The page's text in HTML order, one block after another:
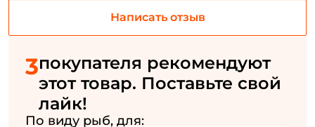
Написать отзыв
3покупателя рекомендуют
этот товар. Поставьте свой
лайк!
По виду рыб, для:
У меня уже есть аккаунт